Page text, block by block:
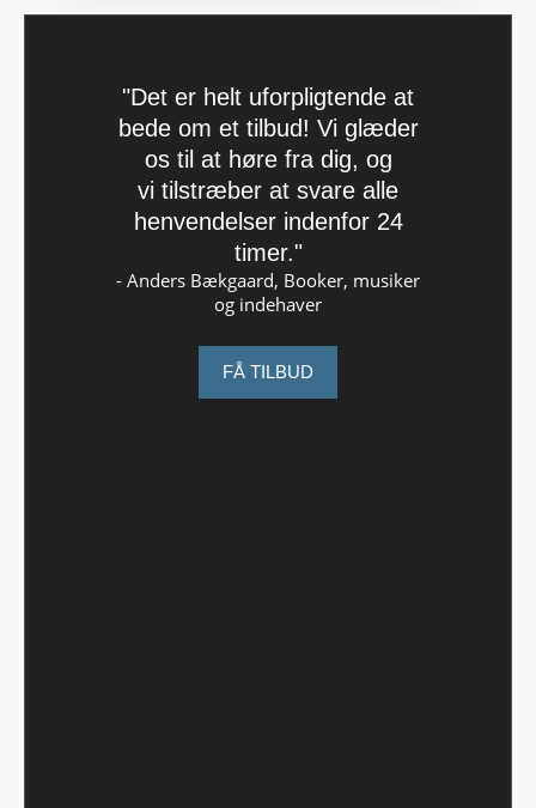
"Det er helt uforpligtende at
bede om et tilbud! Vi glæder
os til at høre fra dig, og
vi tilstræber at svare alle
henvendelser indenfor 24
timer."
- Anders Bækgaard, Booker, musiker
og indehaver
FÅ TILBUD